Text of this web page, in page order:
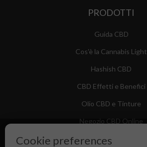
PRODOTTI
Guida CBD
Cos'è la Cannabis Light
Hashish CBD
CBD Effetti e Benefici
Olio CBD e Tinture
Negozio CBD Online
Cookie preferences